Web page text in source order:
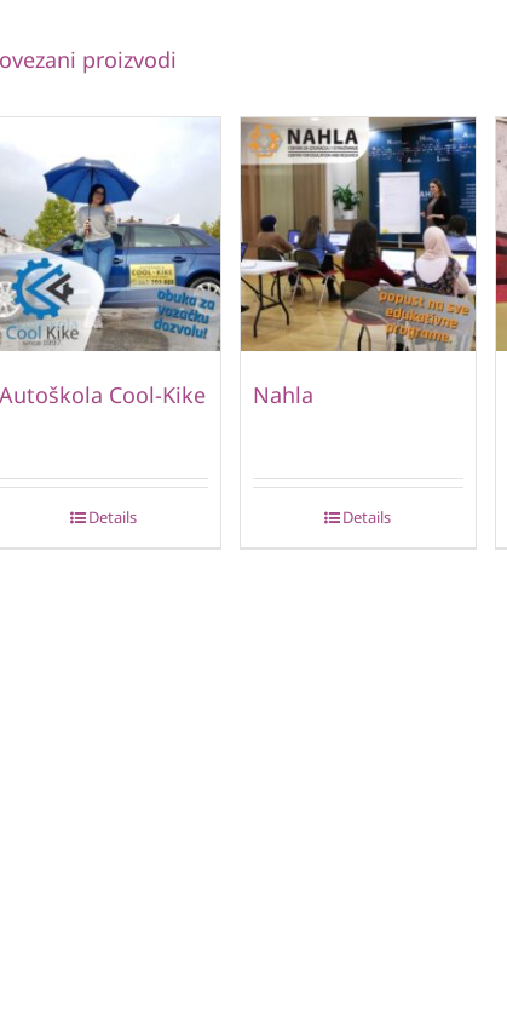
proizvodi
Autoškola Cool-Kike
Details
Nahla
Details